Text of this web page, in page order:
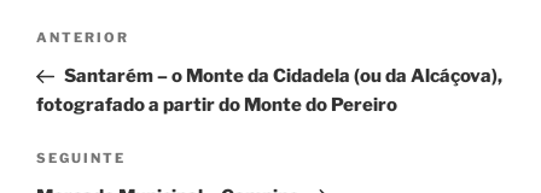
Navegação
artigos
Conteúdo
anterior
ANTERIOR
Santarém – o Monte da Cidadela (ou da Alcáçova),
fotografado a partir do Monte do Pereiro
Conteúdo
SEGUINTE